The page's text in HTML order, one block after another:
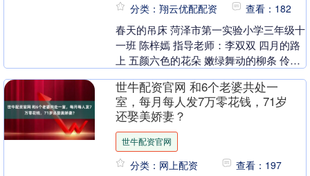
分类：翔云优配配资 查看：182
春天的吊床 菏泽市第一实验小学三年级十
一班 陈梓嫣 指导老师：李双双 四月的路
上 五颜六色的花朵 嫩绿舞动的柳条 伶俐
了七....
世牛配资官网 和6个老婆共处一
室，每月每人发7万零花钱，71岁
还娶美娇妻？
世牛配资官网
分类：网上配资 查看：197